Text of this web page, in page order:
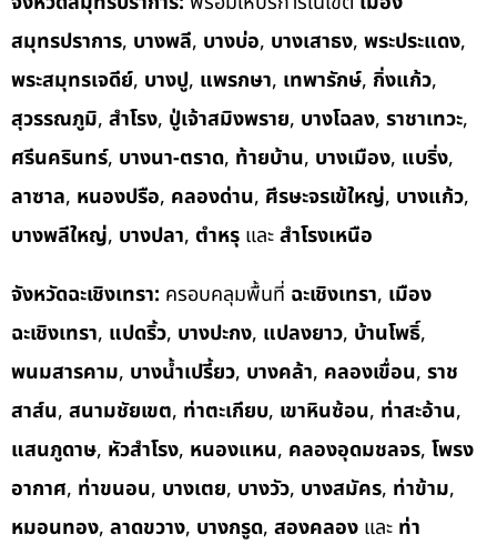
สมุทรปราการ, บางพลี, บางบ่อ, บางเสาธง, พระประแดง,
พระสมุทรเจดีย์, บางปู, แพรกษา, เทพารักษ์, กิ่งแก้ว,
สุวรรณภูมิ, สำโรง, ปู่เจ้าสมิงพราย, บางโฉลง, ราชาเทวะ,
ศรีนครินทร์, บางนา-ตราด, ท้ายบ้าน, บางเมือง, แบริ่ง,
ลาซาล, หนองปรือ, คลองด่าน, ศีรษะจรเข้ใหญ่, บางแก้ว,
บางพลีใหญ่, บางปลา, ตำหรุ และสำโรงเหนือ
จังหวัดฉะเชิงเทรา: ครอบคลุมพื้นที่ ฉะเชิงเทรา, เมือง
ฉะเชิงเทรา, แปดริ้ว, บางปะกง, แปลงยาว, บ้านโพธิ์,
พนมสารคาม, บางน้ำเปรี้ยว, บางคล้า, คลองเขื่อน, ราช
สาส์น, สนามชัยเขต, ท่าตะเกียบ, เขาหินซ้อน, ท่าสะอ้าน,
แสนภูดาษ, หัวสำโรง, หนองแหน, คลองอุดมชลจร, โพรง
อากาศ, ท่าขนอน, บางเตย, บางวัว, บางสมัคร, ท่าข้าม,
หมอนทอง, ลาดขวาง, บางกรูด, สองคลอง และ ท่า